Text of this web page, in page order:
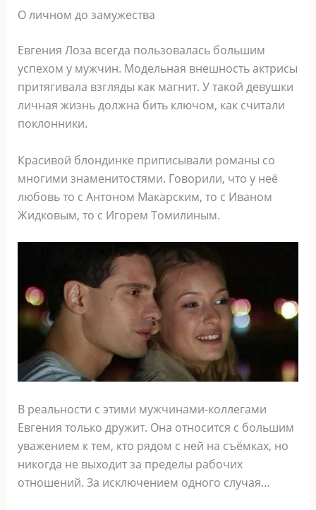
О личном до замужества
Евгения Лоза всегда пользовалась большим
успехом у мужчин. Модельная внешность актрисы
притягивала взгляды как магнит. У такой девушки
личная жизнь должна бить ключом, как считали
поклонники.
Красивой блондинке приписывали романы со
многими знаменитостями. Говорили, что у неё
любовь то с Антоном Макарским, то с Иваном
Жидковым, то с Игорем Томилиным.
В реальности с этими мужчинами-коллегами
Евгения только дружит. Она относится с большим
уважением к тем, кто рядом с ней на съёмках, но
никогда не выходит за пределы рабочих
отношений. За исключением одного случая…